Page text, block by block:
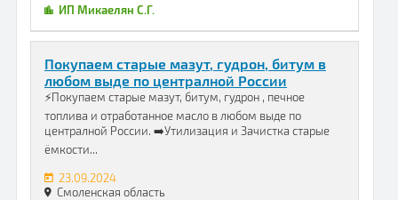
ИП Микаелян С.Г.
Покупаем старые мазут, гудрон, битум в
любом выде по централной России
⚡️Покупаем старые мазут, битум, гудрон , печное
топлива и отработанное масло в любом выде по
централной России. ➡️Утилизация и Зачистка старые
ёмкости...
23.09.2024
Смоленская область